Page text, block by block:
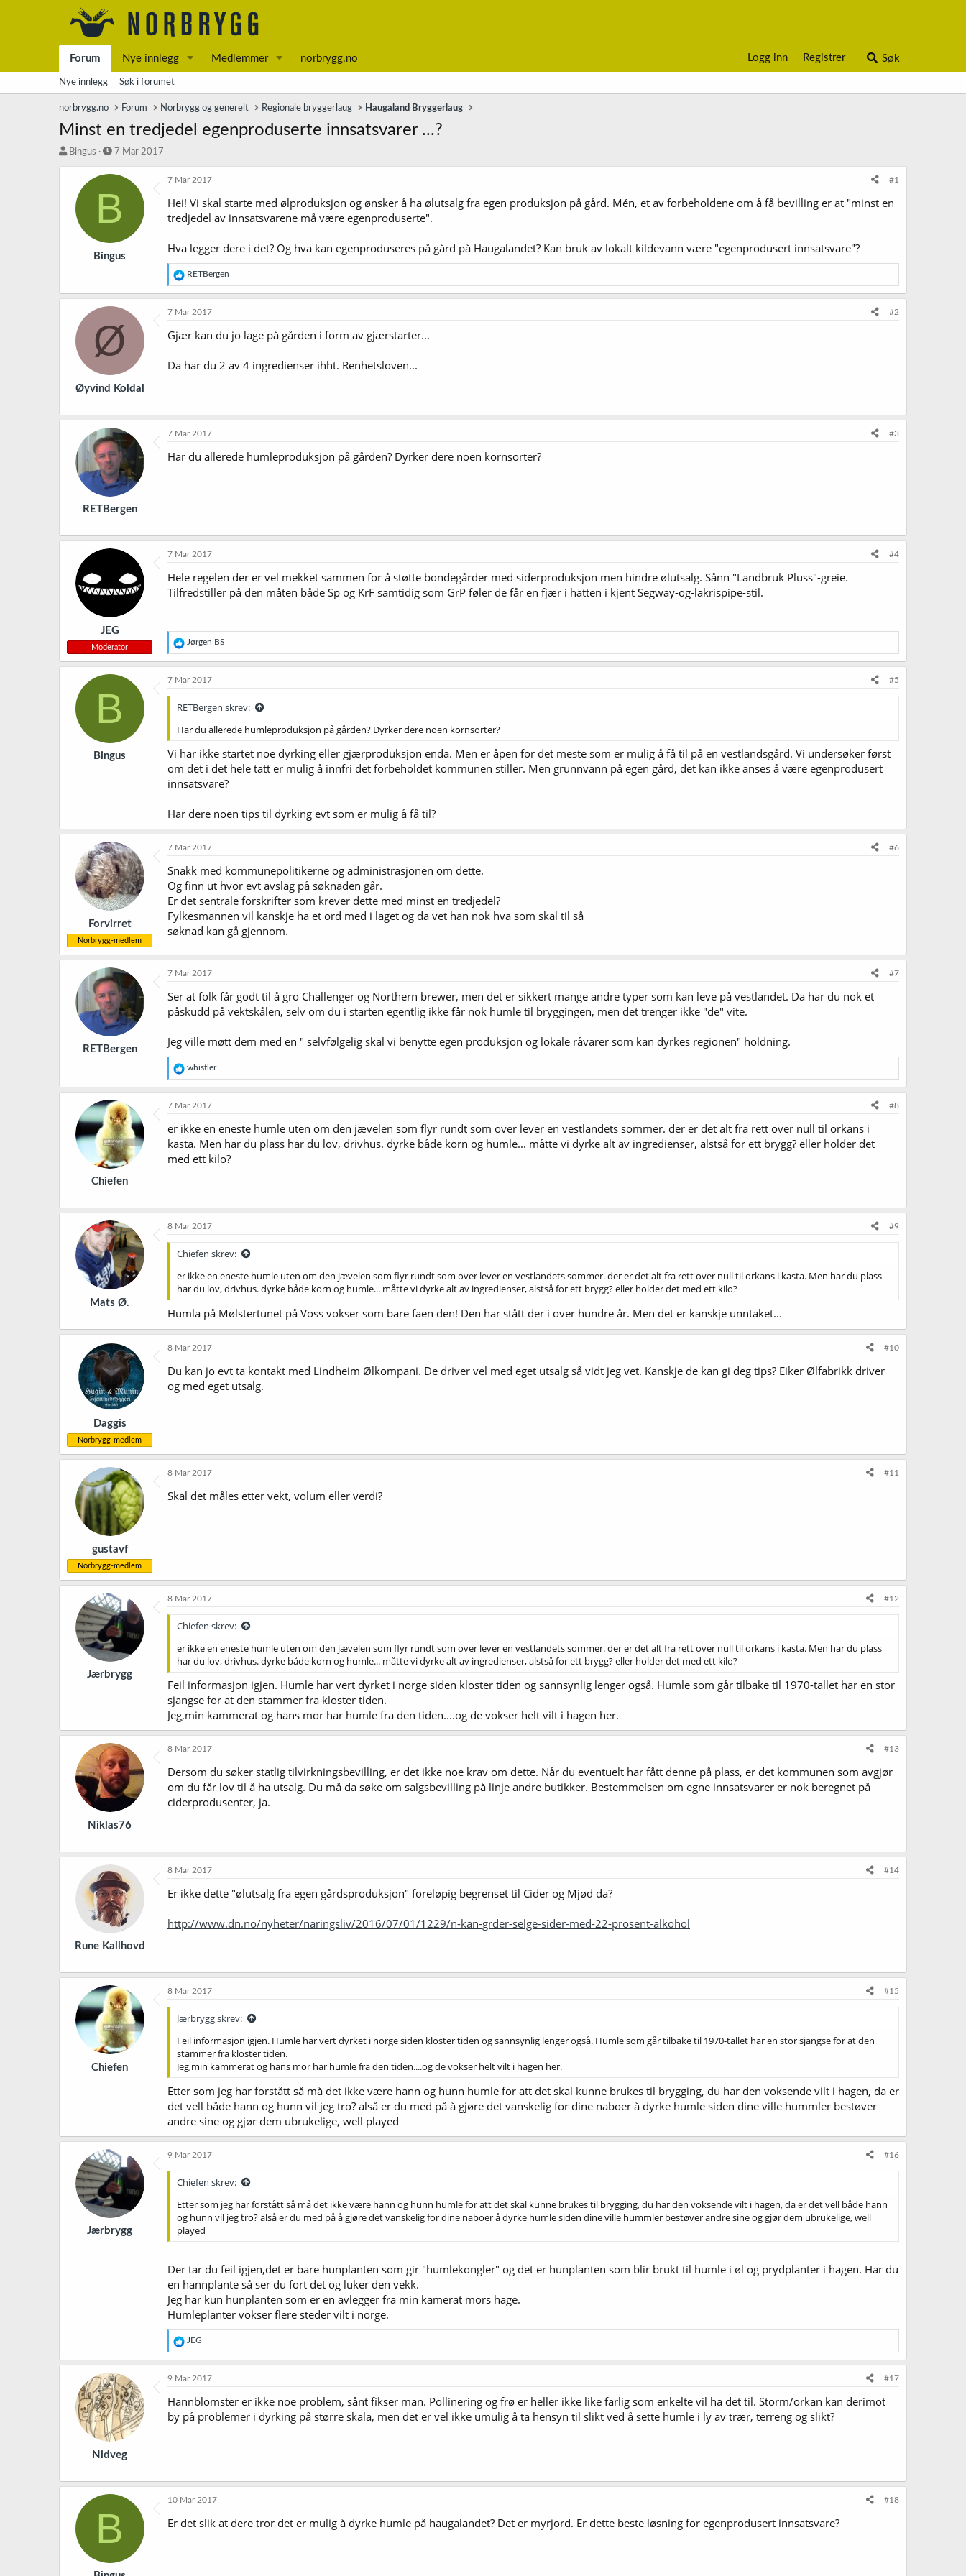
Forum Nye innlegg Medlemmer norbrygg.no Logg inn Registrer Søk
Nye innlegg Søk i forumet
norbrygg.no Forum Norbrygg og generelt Regionale bryggerlaug Haugaland Bryggerlaug
Minst en tredjedel egenproduserte innsatsvarer ...?
T
Bingus
S
a
t
d
t
o
7 Mar 2017
B
Bingus
7 Mar 2017 #1
Hei! Vi skal starte med ølproduksjon og ønsker å ha ølutsalg fra egen produksjon på gård. Mén, et av forbeholdene om å få bevilling er at "minst en
tredjedel av innsatsvarene må være egenproduserte".
Hva legger dere i det? Og hva kan egenproduseres på gård på Haugalandet? Kan bruk av lokalt kildevann være "egenprodusert innsatsvare"?
R
e
a
o
e
RETBergen
Ø
Øyvind Koldal
7 Mar 2017 #2
Gjær kan du jo lage på gården i form av gjærstarter...
Da har du 2 av 4 ingredienser ihht. Renhetsloven...
RETBergen
7 Mar 2017 #3
Har du allerede humleproduksjon på gården? Dyrker dere noen kornsorter?
JEG
Moderator
7 Mar 2017 #4
Hele regelen der er vel mekket sammen for å støtte bondegårder med siderproduksjon men hindre ølutsalg. Sånn "Landbruk Pluss"-greie.
Tilfredstiller på den måten både Sp og KrF samtidig som GrP føler de får en fjær i hatten i kjent Segway-og-lakrispipe-stil.
R
e
a
j
o
e
:
Jørgen BS
B
Bingus
7 Mar 2017 #5
RETBergen skrev:
Har du allerede humleproduksjon på gården? Dyrker dere noen kornsorter?
Vi har ikke startet noe dyrking eller gjærproduksjon enda. Men er åpen for det meste som er mulig å få til på en vestlandsgård. Vi undersøker først
om det i det hele tatt er mulig å innfri det forbeholdet kommunen stiller. Men grunnvann på egen gård, det kan ikke anses å være egenprodusert
innsatsvare?
Har dere noen tips til dyrking evt som er mulig å få til?
Forvirret
Norbrygg-medlem
7 Mar 2017 #6
Snakk med kommunepolitikerne og administrasjonen om dette.
Og finn ut hvor evt avslag på søknaden går.
Er det sentrale forskrifter som krever dette med minst en tredjedel?
Fylkesmannen vil kanskje ha et ord med i laget og da vet han nok hva som skal til så
søknad kan gå gjennom.
RETBergen
7 Mar 2017 #7
Ser at folk får godt til å gro Challenger og Northern brewer, men det er sikkert mange andre typer som kan leve på vestlandet. Da har du nok et
påskudd på vektskålen, selv om du i starten egentlig ikke får nok humle til bryggingen, men det trenger ikke "de" vite.
Jeg ville møtt dem med en " selvfølgelig skal vi benytte egen produksjon og lokale råvarer som kan dyrkes regionen" holdning.
R
e
a
o
n
e
whistler
Chiefen
7 Mar 2017 #8
er ikke en eneste humle uten om den jævelen som flyr rundt som over lever en vestlandets sommer. der er det alt fra rett over null til orkans i
kasta. Men har du plass har du lov, drivhus. dyrke både korn og humle... måtte vi dyrke alt av ingredienser, alstså for ett brygg? eller holder det
med ett kilo?
Mats Ø.
8 Mar 2017 #9
Chiefen skrev:
er ikke en eneste humle uten om den jævelen som flyr rundt som over lever en vestlandets sommer. der er det alt fra rett over null til orkans i kasta. Men har du plass
har du lov, drivhus. dyrke både korn og humle... måtte vi dyrke alt av ingredienser, alstså for ett brygg? eller holder det med ett kilo?
Humla på Mølstertunet på Voss vokser som bare faen den! Den har stått der i over hundre år. Men det er kanskje unntaket...
Daggis
Norbrygg-medlem
8 Mar 2017 #10
Du kan jo evt ta kontakt med Lindheim Ølkompani. De driver vel med eget utsalg så vidt jeg vet. Kanskje de kan gi deg tips? Eiker Ølfabrikk driver
og med eget utsalg.
gustavf
Norbrygg-medlem
8 Mar 2017 #11
Skal det måles etter vekt, volum eller verdi?
Jærbrygg
8 Mar 2017 #12
Chiefen skrev:
er ikke en eneste humle uten om den jævelen som flyr rundt som over lever en vestlandets sommer. der er det alt fra rett over null til orkans i kasta. Men har du plass
har du lov, drivhus. dyrke både korn og humle... måtte vi dyrke alt av ingredienser, alstså for ett brygg? eller holder det med ett kilo?
Feil informasjon igjen. Humle har vert dyrket i norge siden kloster tiden og sannsynlig lenger også. Humle som går tilbake til 1970-tallet har en stor
sjangse for at den stammer fra kloster tiden.
Jeg,min kammerat og hans mor har humle fra den tiden....og de vokser helt vilt i hagen her.
Niklas76
8 Mar 2017 #13
Dersom du søker statlig tilvirkningsbevilling, er det ikke noe krav om dette. Når du eventuelt har fått denne på plass, er det kommunen som avgjør
om du får lov til å ha utsalg. Du må da søke om salgsbevilling på linje andre butikker. Bestemmelsen om egne innsatsvarer er nok beregnet på
ciderprodusenter, ja.
Rune Kallhovd
8 Mar 2017 #14
Er ikke dette "ølutsalg fra egen gårdsproduksjon" foreløpig begrenset til Cider og Mjød da?
http://www.dn.no/nyheter/naringsliv/2016/07/01/1229/n-kan-grder-selge-sider-med-22-prosent-alkohol
Chiefen
8 Mar 2017 #15
Jærbrygg skrev:
Feil informasjon igjen. Humle har vert dyrket i norge siden kloster tiden og sannsynlig lenger også. Humle som går tilbake til 1970-tallet har en stor sjangse for at den
stammer fra kloster tiden.
Jeg,min kammerat og hans mor har humle fra den tiden....og de vokser helt vilt i hagen her.
Etter som jeg har forstått så må det ikke være hann og hunn humle for att det skal kunne brukes til brygging, du har den voksende vilt i hagen, da er
det vell både hann og hunn vil jeg tro? alså er du med på å gjøre det vanskelig for dine naboer å dyrke humle siden dine ville hummler bestøver
andre sine og gjør dem ubrukelige, well played
Jærbrygg
9 Mar 2017 #16
Chiefen skrev:
Etter som jeg har forstått så må det ikke være hann og hunn humle for att det skal kunne brukes til brygging, du har den voksende vilt i hagen, da er det vell både hann
og hunn vil jeg tro? alså er du med på å gjøre det vanskelig for dine naboer å dyrke humle siden dine ville hummler bestøver andre sine og gjør dem ubrukelige, well
played
Der tar du feil igjen,det er bare hunplanten som gir "humlekongler" og det er hunplanten som blir brukt til humle i øl og prydplanter i hagen. Har du
en hannplante så ser du fort det og luker den vekk.
Jeg har kun hunplanten som er en avlegger fra min kamerat mors hage.
Humleplanter vokser flere steder vilt i norge.
R
e
a
o
n
JEG
Nidveg
9 Mar 2017 #17
Hannblomster er ikke noe problem, sånt fikser man. Pollinering og frø er heller ikke like farlig som enkelte vil ha det til. Storm/orkan kan derimot
by på problemer i dyrking på større skala, men det er vel ikke umulig å ta hensyn til slikt ved å sette humle i ly av trær, terreng og slikt?
B
10 Mar 2017 #18
Er det slik at dere tror det er mulig å dyrke humle på haugalandet? Det er myrjord. Er dette beste løsning for egenprodusert innsatsvare?